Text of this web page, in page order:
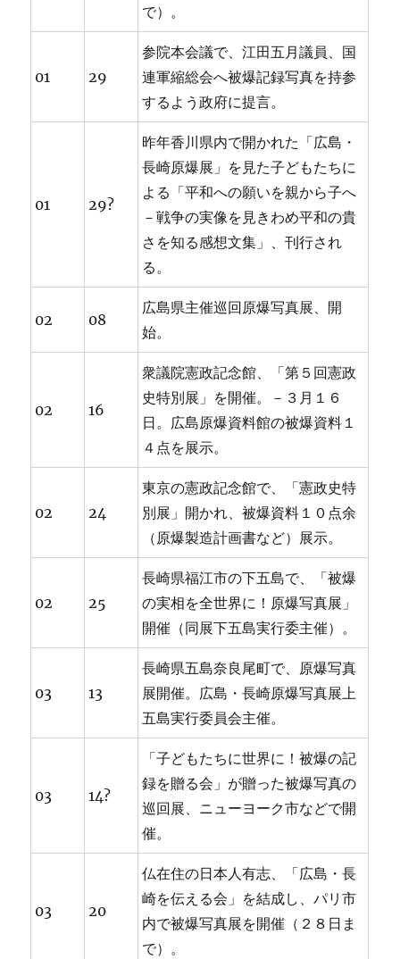
で）。
01 29
参院本会議で、江田五月議員、国
連軍縮総会へ被爆記録写真を持参
するよう政府に提言。
01 29?
昨年香川県内で開かれた「広島・
長崎原爆展」を見た子どもたちに
よる「平和への願いを親から子へ
－戦争の実像を見きわめ平和の貴
さを知る感想文集」、刊行され
る。
02 08
広島県主催巡回原爆写真展、開
始。
02 16
衆議院憲政記念館、「第５回憲政
史特別展」を開催。－３月１６
日。広島原爆資料館の被爆資料１
４点を展示。
02 24
東京の憲政記念館で、「憲政史特
別展」開かれ、被爆資料１０点余
（原爆製造計画書など）展示。
02 25
長崎県福江市の下五島で、「被爆
の実相を全世界に！原爆写真展」
開催（同展下五島実行委主催）。
03 13
長崎県五島奈良尾町で、原爆写真
展開催。広島・長崎原爆写真展上
五島実行委員会主催。
03 14?
「子どもたちに世界に！被爆の記
録を贈る会」が贈った被爆写真の
巡回展、ニューヨーク市などで開
催。
03 20
仏在住の日本人有志、「広島・長
崎を伝える会」を結成し、パリ市
内で被爆写真展を開催（２８日ま
で）。